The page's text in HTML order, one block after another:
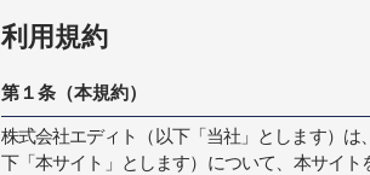
利用規約
第１条（本規約）
株式会社エディト（以下「当社」とします）は
下「本サイト」とします）について、本サイ